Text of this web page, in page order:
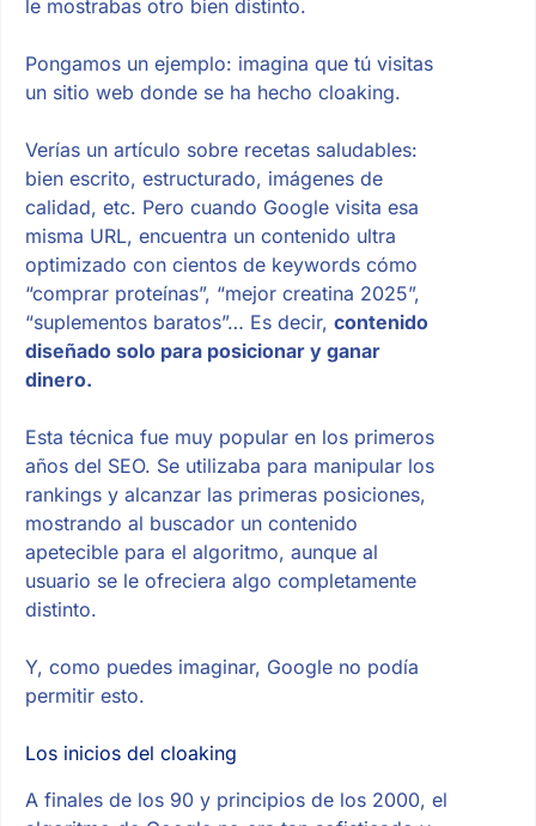
le mostrabas otro bien distinto.
Pongamos un ejemplo: imagina que tú visitas
un sitio web donde se ha hecho cloaking.
Verías un artículo sobre recetas saludables:
bien escrito, estructurado, imágenes de
calidad, etc. Pero cuando Google visita esa
misma URL, encuentra un contenido ultra
optimizado con cientos de keywords cómo
“comprar proteínas”, “mejor creatina 2025”,
“suplementos baratos”… Es decir, contenido
diseñado solo para posicionar y ganar
dinero.
Esta técnica fue muy popular en los primeros
años del SEO. Se utilizaba para manipular los
rankings y alcanzar las primeras posiciones,
mostrando al buscador un contenido
apetecible para el algoritmo, aunque al
usuario se le ofreciera algo completamente
distinto.
Y, como puedes imaginar, Google no podía
permitir esto.
Los inicios del cloaking
A finales de los 90 y principios de los 2000, el